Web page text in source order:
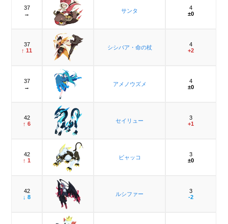
37
→
サンタ
4
±0
37
↑ 11
シシバア・命の杖
4
+2
37
→
アメノウズメ
4
±0
42
↑ 6
セイリュー
3
+1
42
↑ 1
ビャッコ
3
±0
42
↓ 8
ルシファー
3
-2